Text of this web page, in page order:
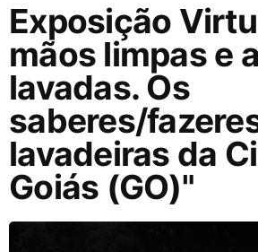
Exposição
mãos limpas e
lavadas. Os
saberes/
lavadeiras da
Goiás (GO)"